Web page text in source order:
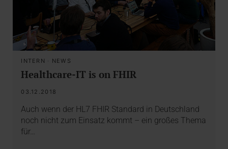
INTERN · NEWS
Healthcare-IT is on FHIR
03.12.2018
Auch wenn der HL7 FHIR Standard in Deutschland
noch nicht zum Einsatz kommt – ein großes Thema
für…